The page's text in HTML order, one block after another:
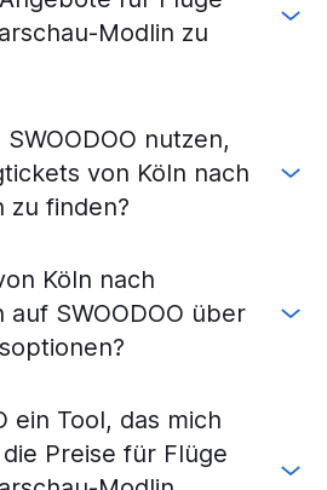
Warschau–Chopin
Warschau–Chopin
Warschau–Chopin
Warschau–Chopin
Warschau-Modlin
nach Warschau–Chopin
Warschau–Chopin
Warschau-Modlin
Warschau–Chopin
Modlin zu
nutzen,
von Köln nach
zu finden?
Köln nach
SWOODOO über
ein Tool, das mich
Preise für Flüge